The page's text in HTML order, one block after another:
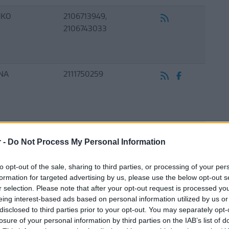
- Do Not Process My Personal Information
opt-out of the sale, sharing to third parties, or processing of your
for targeted advertising by us, please use the below opt-out
selection. Please note that after your opt-out request is processed
interest-based ads based on personal information utilized by us
to third parties prior to your opt-out. You may separately
of your personal information by third parties on the IAB’s list of
2106713949,
2106743033
2111750259
2108257112-15,
2108257113